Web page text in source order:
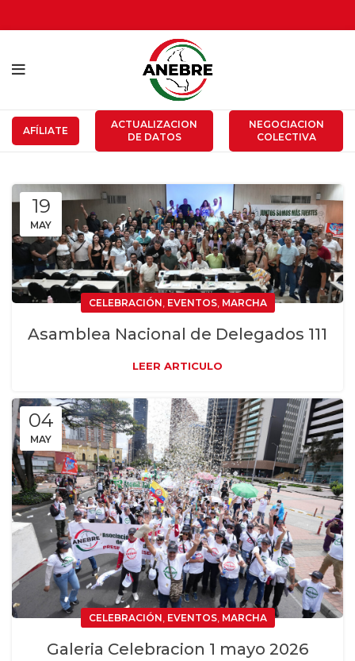
AFÍLIATE
ACTUALIZACION
DE DATOS
NEGOCIACION
COLECTIVA
19
MAY
CELEBRACIÓN EVENTOS, MARCHA
Asamblea Nacional de Delegados 111
LEER ARTICULO
04
MAY
CELEBRACIÓN, EVENTOS, MARCHA
Galeria Celebracion 1 mayo 2026